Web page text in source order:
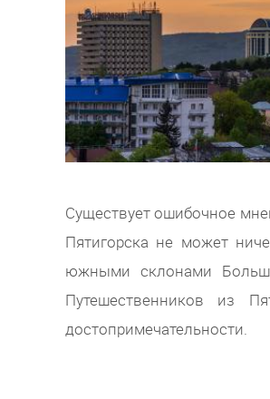
Существует ошибочное
Пятигорска не может
южными склонами
Путешественников из
достопримечательности.